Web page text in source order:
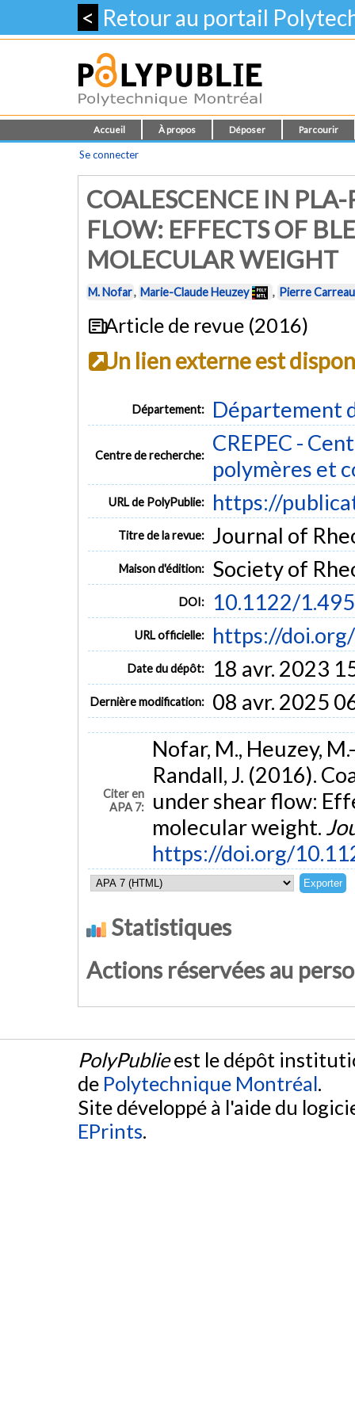
< Retour au portail
Accueil À propos Déposer Parcourir
Se connecter
COALESCENCE IN
FLOW: EFFECTS OF
MOLECULAR WEIGHT
M. Nofar, Marie-Claude Heuzey , Pierre Carreau
Article de revue (2016)
Un lien externe est
Département: Département
Centre de recherche:
CREPEC -
polymères et
URL de PolyPublie: https://
Titre de la revue: Journal of
Maison d'édition: Society of
DOI: 10.1122/
URL officielle: https://
Date du dépôt: 18 avr. 2023
Dernière modification: 08 avr. 2025
Citer en
APA 7:
Nofar, M., Heuzey,
Randall, J. (2016).
under shear flow:
molecular weight.
https://doi.org/
Statistiques
Actions réservées au
PolyPublieest le dépôt
de Polytechnique Montréal.
Site développé à l'aide du
EPrints.